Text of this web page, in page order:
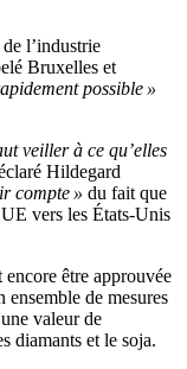
l’industrie
Bruxelles et
possible »
veiller à ce qu’elles
Hildegard
compte » du fait que
vers les États-Unis
être approuvée
ensemble de mesures
valeur de
diamants et le soja.